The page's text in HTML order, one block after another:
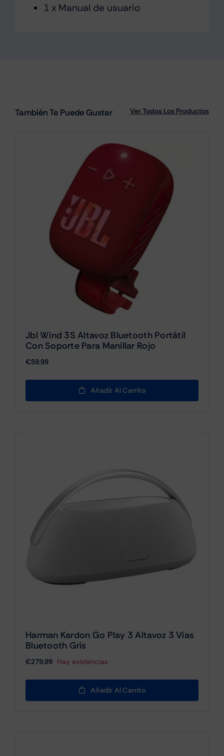
1 x Manual de usuario
También Te Puede Gustar Ver Todos Los Productos
Jbl Wind 3S Altavoz Bluetooth Portátil
Con Soporte Para Manillar Rojo
€59.99
Añadir Al Carrito
Harman Kardon Go Play 3 Altavoz 3 Vías
Bluetooth Gris
€279.99 Hay existencias
Añadir Al Carrito